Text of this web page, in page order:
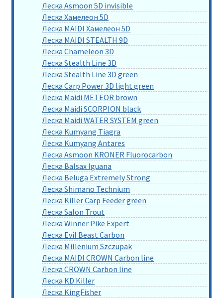
Леска Asmoon 5D invisible
Леска Хамелеон 5D
Леска MAIDI Хамелеон 5D
Леска MAIDI STEALTH 9D
Леска Chameleon 3D
Леска Stealth Line 3D
Леска Stealth Line 3D green
Леска Carp Power 3D light green
Леска Maidi METEOR brown
Леска Maidi SCORPION black
Леска Maidi WATER SYSTEM green
Леска Kumyang Tiagra
Леска Kumyang Antares
Леска Asmoon KRONER Fluorocarbon
Леска Balsax Iguana
Леска Beluga Extremely Strong
Леска Shimano Technium
Леска Killer Carp Feeder green
Леска Salon Trout
Леска Winner Pike Expert
Леска Evil Beast Carbon
Леска Millenium Szczupak
Леска MAIDI CROWN Carbon line
Леска CROWN Carbon line
Леска KD Killer
Леска KingFisher